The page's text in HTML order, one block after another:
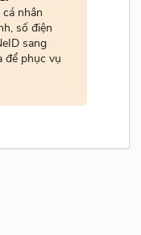
nhân
số điện
sang
để phục vụ